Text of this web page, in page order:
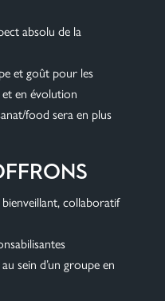
absolu de la
et goût pour les
en évolution
food sera en plus
collaboratif
sein d’un groupe en